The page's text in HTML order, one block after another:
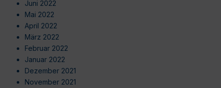
Juni 2022
Mai 2022
April 2022
März 2022
Februar 2022
Januar 2022
Dezember 2021
November 2021